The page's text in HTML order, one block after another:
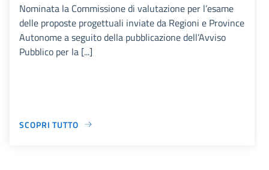
Nominata la Commissione di valutazione per l’esame
delle proposte progettuali inviate da Regioni e Province
Autonome a seguito della pubblicazione dell’Avviso
Pubblico per la [...]
SCOPRI TUTTO